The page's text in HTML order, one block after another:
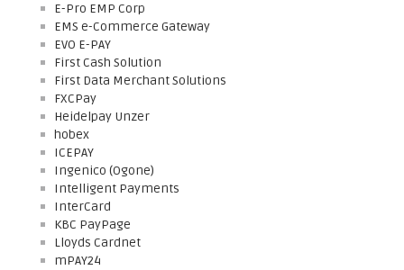
E-Pro EMP Corp
EMS e-Commerce Gateway
EVO E-PAY
First Cash Solution
First Data Merchant Solutions
FXCPay
Heidelpay Unzer
hobex
ICEPAY
Ingenico (Ogone)
Intelligent Payments
InterCard
KBC PayPage
Lloyds Cardnet
mPAY24